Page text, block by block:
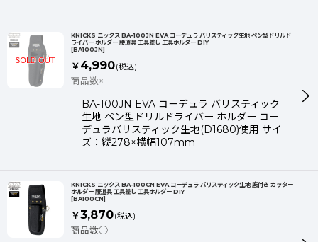
KNICKS ニックス BA-100JN EVA コーデュラ バリスティック生地 ペン型ドリルド
ライバー ホルダー 腰道具 工具差し 工具ホルダー DIY
[BA100JN]
￥ 4,990(税込)
商品数×
BA-100JN EVA コーデュラ バリスティック
生地 ペン型ドリルドライバー ホルダー コー
デュラバリスティック生地(D1680)使用 サイ
ズ：縦278×横幅107mm
KNICKS ニックス BA-100CN EVA コーデュラ バリスティック生地 底付き カッター
ホルダー 腰道具 工具差し 工具ホルダー DIY
[BA100CN]
￥3,870(税込)
商品数◯